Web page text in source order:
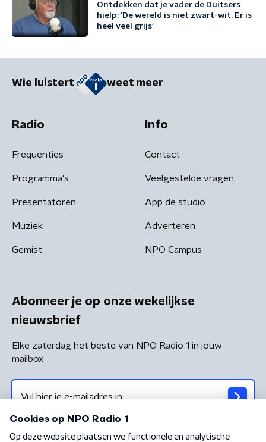
Ontdekken dat je vader de Duitsers
hielp: 'De wereld is niet zwart-wit. Er is
heel veel grijs'
Wie luistert weet meer
Radio
Frequenties
Programma's
Presentatoren
Muziek
Gemist
Info
Contact
Veelgestelde vragen
App de studio
Adverteren
NPO Campus
Abonneer je op onze wekelijkse
nieuwsbrief
Elke zaterdag het beste van NPO Radio 1 in jouw
mailbox